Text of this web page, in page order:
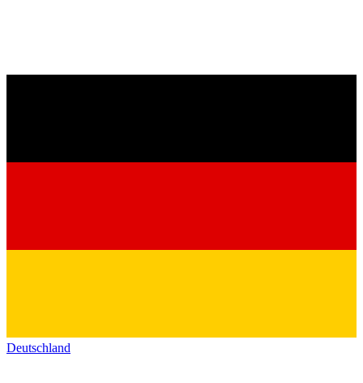
Deutschland